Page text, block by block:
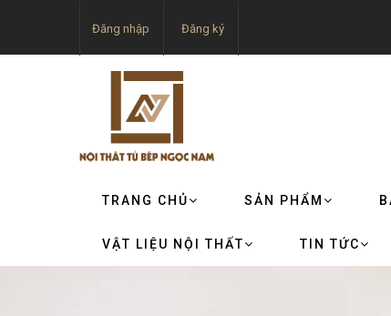
Đăng nhập Đăng ký
TRANG CHỦ SẢN PHẨM
VẬT LIỆU NỘI THẤT TIN TỨC